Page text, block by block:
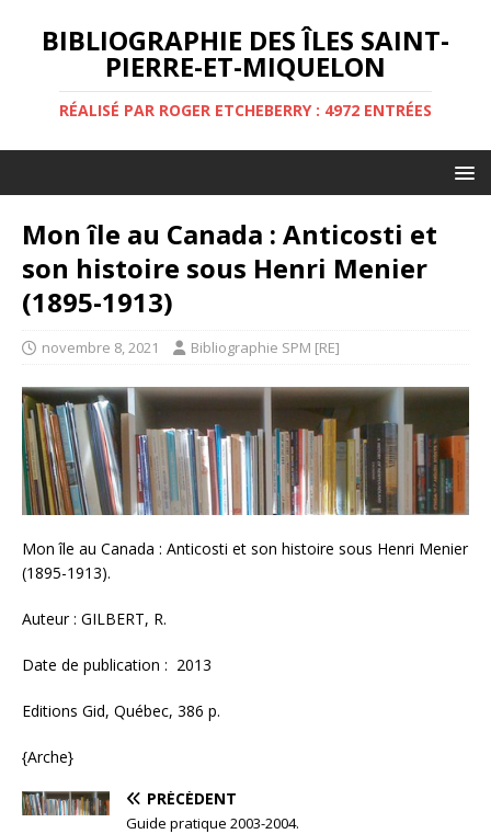
BIBLIOGRAPHIE DES ÎLES SAINT-
PIERRE-ET-MIQUELON
RÉALISÉ PAR ROGER ETCHEBERRY : 4972 ENTRÉES
Mon île au Canada : Anticosti et
son histoire sous Henri Menier
(1895-1913)
novembre 8, 2021 Bibliographie SPM [RE]
Mon île au Canada : Anticosti et son histoire sous Henri Menier
(1895-1913).
Auteur : GILBERT, R.
Date de publication : 2013
Editions Gid, Québec, 386 p.
{Arche}
PRÉCÉDENT
Guide pratique 2003-2004.